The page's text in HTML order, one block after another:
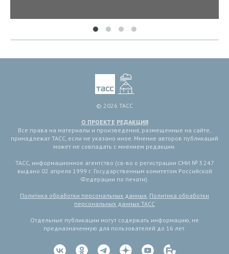
© 2026 ТАСС
О ПРОЕКТЕ РЕДАКЦИЯ
Все права на материалы и произведения, размещенные на сайте,
принадлежат ТАСС, если не указано иное. Мнение авторов публикаций
может не совпадать с мнением редакции.
ТАСС, информационное агентство (св-во о регистрации СМИ № 3 247
выдано 02 апреля 1999 г. Государственным комитетом Российской
Федерации по печати).
Политика обработки персональных данных, Политика обработки
персональных данных ТАСС
Отдельные публикации могут содержать информацию, не
предназначенную для пользователей до 16 лет.